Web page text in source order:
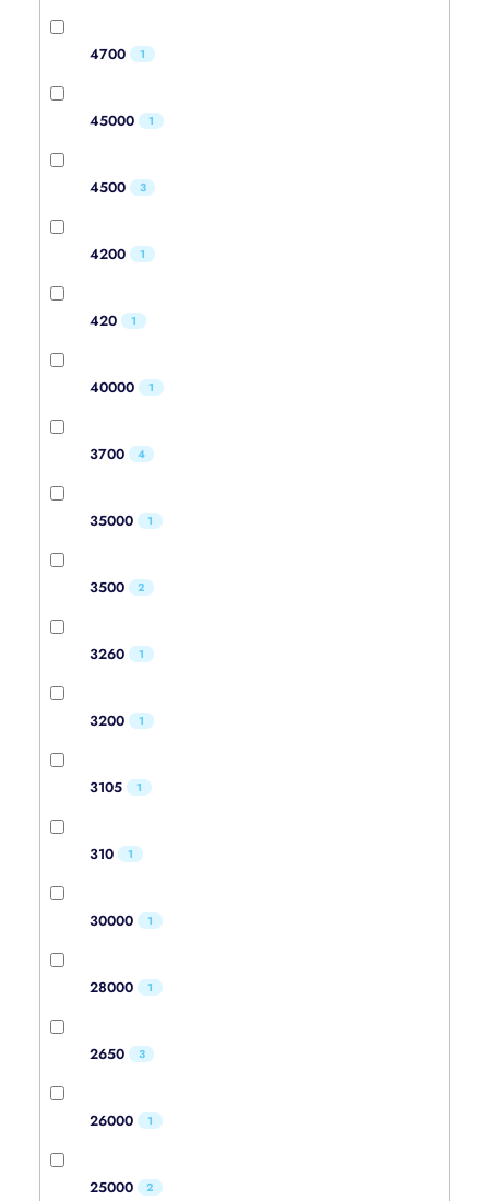
4700 1
45000 1
4500 3
4200 1
420 1
40000 1
3700 4
35000 1
3500 2
3260 1
3200 1
3105 1
310 1
30000 1
28000 1
2650 3
26000 1
25000 2